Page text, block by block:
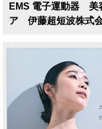
EMS 電子運動器
ア 伊藤超短波株式